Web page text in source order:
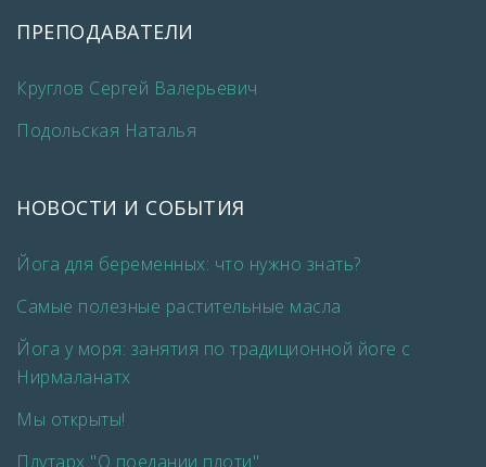
ПРЕПОДАВАТЕЛИ
Круглов Сергей Валерьевич
Подольская Наталья
НОВОСТИ И СОБЫТИЯ
Йога для беременных: что нужно знать?
Самые полезные растительные масла
Йога у моря: занятия по традиционной йоге с
Нирмаланатх
Мы открыты!
Плутарх "О поедании плоти"